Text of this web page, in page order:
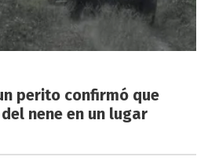
perito confirmó que
nene en un lugar